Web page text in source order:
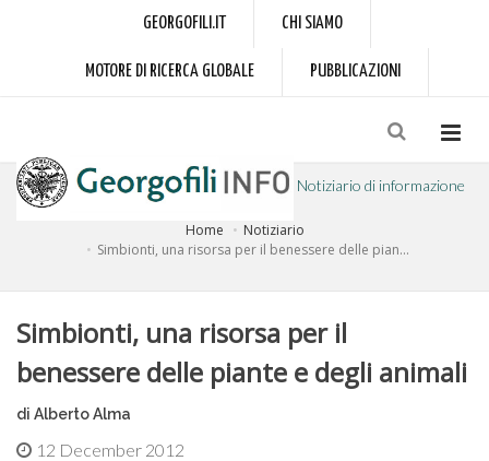
GEORGOFILI.IT CHI SIAMO
MOTORE DI RICERCA GLOBALE PUBBLICAZIONI
Notiziario di informazione
a cura dell'Accademia dei Georgofili
Home
Notiziario
Simbionti, una risorsa per il benessere delle pian...
Simbionti, una risorsa per il
benessere delle piante e degli animali
di Alberto Alma
12 December 2012